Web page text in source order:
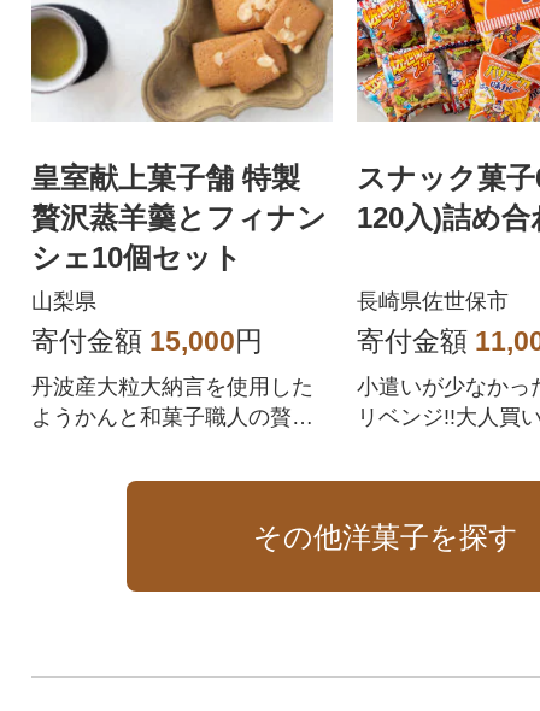
皇室献上菓子舗 特製
贅沢蒸羊羹とフィナン
シェ10個セット
山梨県
寄付金額 15,000円
丹波産大粒大納言を使用した
ようかんと和菓子職人の贅沢
スナック菓
120入)詰め合
長崎県佐世保市
寄付金額
小遣いが少なかっ
リベンジ!!大人買
その他洋菓子を探す